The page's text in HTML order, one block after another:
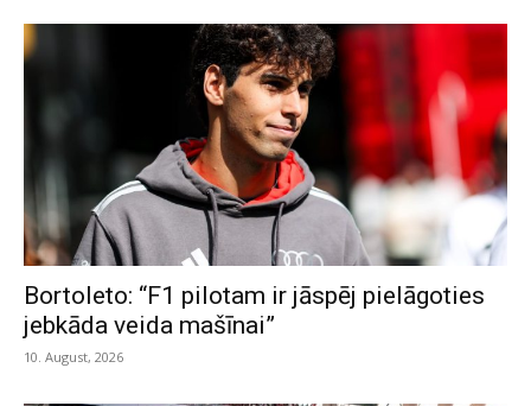
Bortoleto: “F1 pilotam ir jāspēj pielāgoties
jebkāda veida mašīnai”
10. August, 2026